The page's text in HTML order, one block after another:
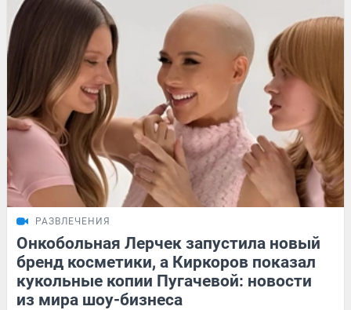
РАЗВЛЕЧЕНИЯ
Онкобольная Лерчек запустила новый
бренд косметики, а Киркоров показал
кукольные копии Пугачевой: новости
из мира шоу-бизнеса